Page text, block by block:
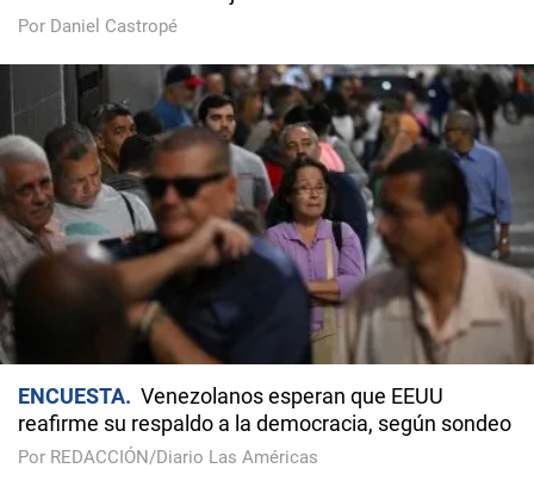
Por Daniel Castropé
ENCUESTA
Venezolanos esperan que EEUU
reafirme su respaldo a la democracia, según sondeo
Por REDACCIÓN/Diario Las Américas